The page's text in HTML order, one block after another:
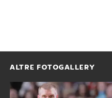
ALTRE FOTOGALLERY